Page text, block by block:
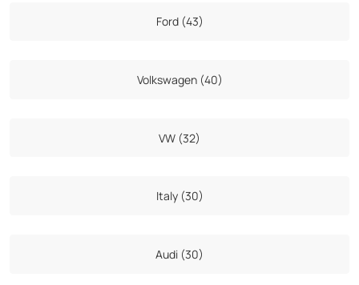
Ford (43)
Volkswagen (40)
VW (32)
Italy (30)
Audi (30)